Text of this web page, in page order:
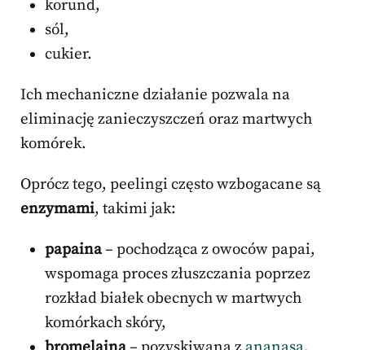
korund,
sól,
cukier.
Ich mechaniczne działanie pozwala na
eliminację zanieczyszczeń oraz martwych
komórek.
Oprócz tego, peelingi często wzbogacane są
enzymami, takimi jak:
papaina– pochodząca z owoców papai,
wspomaga proces złuszczania poprzez
rozkład białek obecnych w martwych
komórkach skóry,